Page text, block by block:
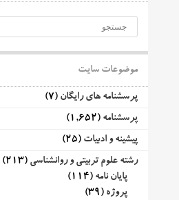
موضوعات سایت
پرسشنامه های رایگان (7)
پرسشنامه (1,652)
پیشینه و ادبیات (25)
رشته علوم تربیتی و روانشناسی (213)
پایان نامه (114)
پروژه (39)